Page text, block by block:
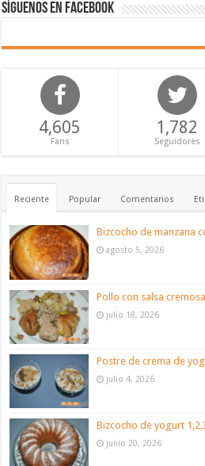
Síguenos en Facebook
4,605
Fans
1,782
Seguidores
Reciente Popular Comentarios
Bizcocho de manzana
agosto 5, 2026
Pollo con salsa
julio 18, 2026
Postre de crema de
julio 4, 2026
Bizcocho de yogurt
junio 20, 2026